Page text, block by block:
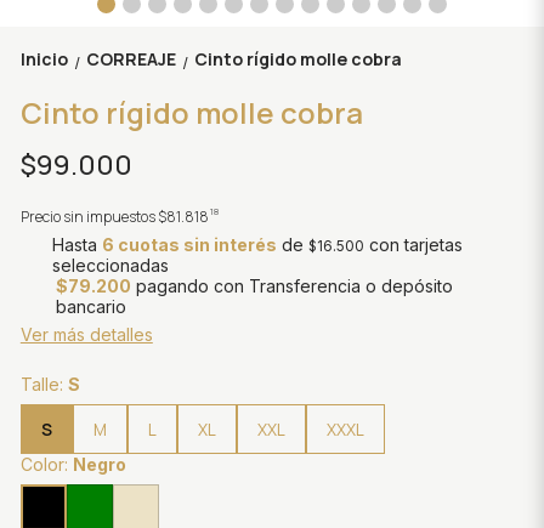
Inicio / CORREAJE / Cinto rígido molle cobra
Cinto rígido molle cobra
$99.000
Precio sin impuestos$81.818 18
Hasta 6 cuotas sin interés de$16.500 con tarjetas
seleccionadas
$79.200 pagando con Transferencia o depósito
bancario
Ver más detalles
Talle: S
S M L XL XXL XXXL
Color: Negro